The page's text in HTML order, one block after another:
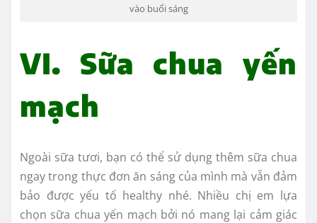
vào buổi sáng
VI. Sữa chua yến
mạch
Ngoài sữa tươi, bạn có thể sử dụng thêm sữa chua
ngay trong thực đơn ăn sáng của mình mà vẫn đảm
bảo được yếu tố healthy nhé. Nhiều chị em lựa
chọn sữa chua yến mạch bởi nó mang lại cảm giác